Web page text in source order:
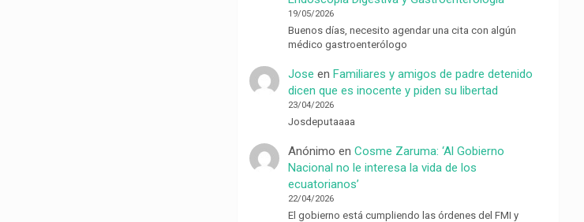
19/05/2026
Buenos días, necesito agendar una cita con algún
médico gastroenterólogo
Jose enFamiliares y amigos de padre detenido
dicen que es inocente y piden su libertad
23/04/2026
Josdeputaaaa
Anónimo enCosme Zaruma: ‘Al Gobierno
Nacional no le interesa la vida de los
ecuatorianos’
22/04/2026
El gobierno está cumpliendo las órdenes del FMI y